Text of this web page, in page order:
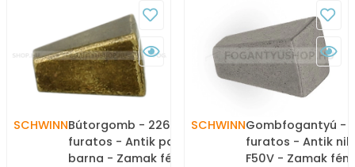
SCHWINNBútorgomb - 2267 - 1
furatos - Antik patina
barna - Zamak fém
SCHWINNGombfogantyú -
furatos - Antik
F50V - Zamak fém